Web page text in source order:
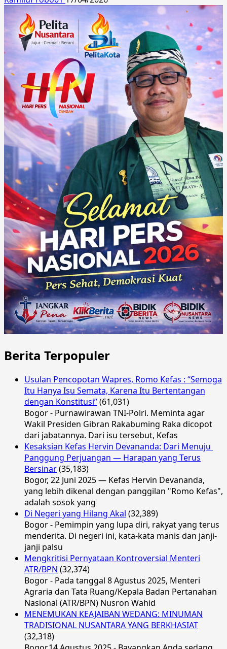
Berita Terpopuler
Usulan Pencopotan Wapres, Romo Kefas : “Semoga
Itu Hanya Isu Semata, Karena Itu Bertentangan
dengan Konstitusi”(61,031)
Bogor - Purnawirawan TNI-Polri. Meminta agar
Wakil Presiden Gibran Rakabuming Raka dicopot
dari jabatannya. Dari isu tersebut, Kefas
Kesaksian Kefas Hervin Devananda: Dari Menuju
Panggung Perjuangan — Harapan yang Terus
Bersinar(35,183)
Bogor, 22 Juni 2025 — Kefas Hervin Devananda,
yang lebih dikenal dengan panggilan "Romo Kefas",
adalah sosok yang
Di Negeri yang Hilang Akal (32,389)
Bogor - Pemimpin yang lupa diri, rakyat yang terus
menderita. Di negeri ini, kata-kata manis dan janji-
janji palsu
Mengkritisi Pernyataan Kontroversial Menteri
ATR/BPN (32,374)
Bogor - Pada tanggal 8 Agustus 2025, Menteri
Agraria dan Tata Ruang/Kepala Badan Pertanahan
Nasional (ATR/BPN) Nusron Wahid
MENEMUKAN KEAJAIBAN WEDANG: MINUMAN
TRADISIONAL NUSANTARA YANG BERKHASIAT
(32,318)